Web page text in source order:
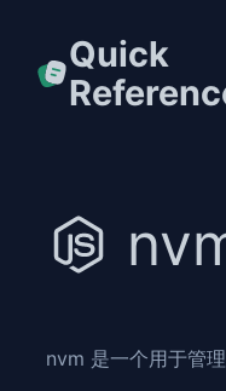
Quick
nvm 是一个用于管